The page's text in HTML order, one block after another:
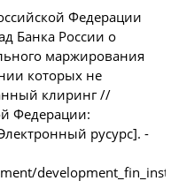
Федерации
Банка России о
маржирования
которых не
клиринг //
Федерации:
русурс]. -